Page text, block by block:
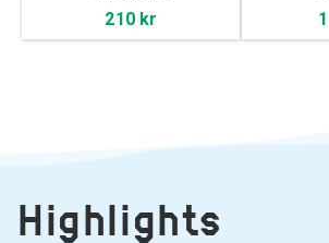
210 kr
Highlights